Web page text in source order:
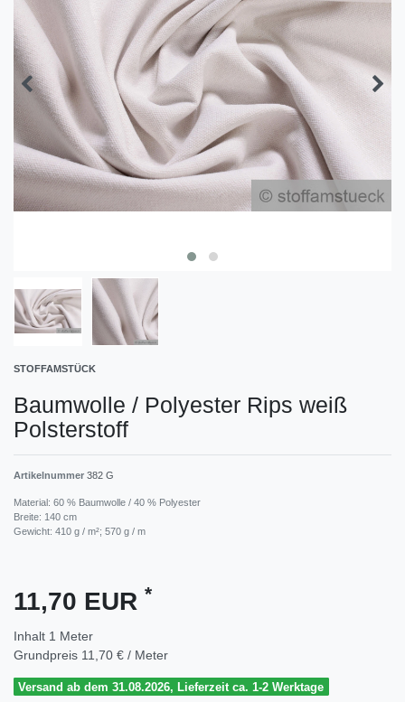
STOFFAMSTÜCK
Baumwolle / Polyester Rips weiß
Polsterstoff
Artikelnummer 382 G
Material: 60 % Baumwolle / 40 % Polyester
Breite: 140 cm
Gewicht: 410 g / m²; 570 g / m
11,70 EUR *
Inhalt 1 Meter
Grundpreis 11,70 € / Meter
Versand ab dem 31.08.2026, Lieferzeit ca. 1-2 Werktage